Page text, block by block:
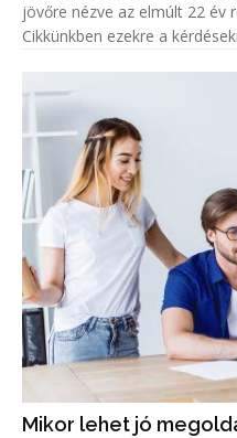
jövőre nézve az elmúlt 22 év
Cikkünkben ezekre a
Mikor lehet jó